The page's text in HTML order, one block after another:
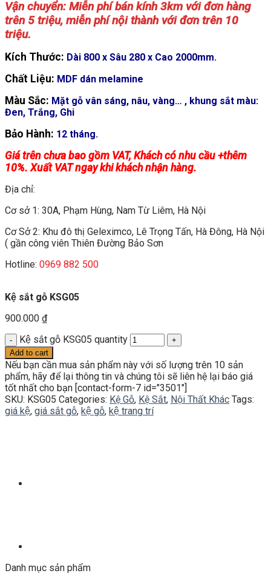
Vận chuyển: Miễn phí bán kính 3km với đơn hàng
trên 5 triệu, miễn phí nội thành với đơn trên 10
triệu.
Kích Thước: Dài 800 x Sâu 280 x Cao 2000mm.
Chất Liệu: MDF dán melamine
Màu Sắc: Mặt gỗ vân sáng, nâu, vàng… , khung sắt màu:
Đen, Trắng, Ghi
Bảo Hành: 12 tháng.
Giá trên chưa bao gồm VAT, Khách có nhu cầu +thêm
10%. Xuất VAT ngay khi khách nhận hàng.
Địa chỉ:
Cơ sở 1: 30A, Phạm Hùng, Nam Từ Liêm, Hà Nội
Cơ Sở 2: Khu đô thị Geleximco, Lê Trọng Tấn, Hà Đông, Hà Nội
( gần công viên Thiên Đường Bảo Sơn
Hotline: 0969 882 500
Kệ sắt gỗ KSG05
900.000 ₫
Kệ sắt gỗ KSG05 quantity
Add to cart
Nếu bạn cần mua sản phẩm này với số lượng trên 10 sản
phẩm, hãy để lại thông tin và chúng tôi sẽ liên hệ lại báo giá
tốt nhất cho bạn [contact-form-7 id="3501"]
SKU: KSG05 Categories: Kệ Gỗ, Kệ Sắt, Nội Thất Khác Tags:
giá kệ, giá sắt gỗ, kệ gỗ, kệ trang trí
Danh mục sản phẩm